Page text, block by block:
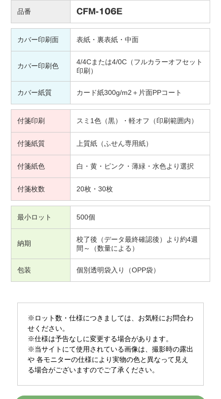
品番 CFM-106E
カバー印刷面 表紙・裏表紙・中面
カバー印刷色
4/4Cまたは4/0C（フルカラーオフセット
印刷）
カバー紙質 カード紙300g/m2＋片面PPコート
付箋印刷 スミ1色（黒）・軽オフ（印刷範囲内）
付箋紙質 上質紙（ふせん専用紙）
付箋紙色 白・黄・ピンク・薄緑・水色より選択
付箋枚数 20枚・30枚
最小ロット 500個
納期
校了後（データ最終確認後）より約4週
間～（数量による）
包装 個別透明袋入り（OPP袋）
※ロット数・仕様につきましては、お気軽にお問合わ
せください。
※仕様は予告なしに変更する場合があります。
※当サイトにて使用されている画像は、撮影時の露出
や 各モニターの仕様により実物の色と異なって見え
る場合がございますのでご了承ください。